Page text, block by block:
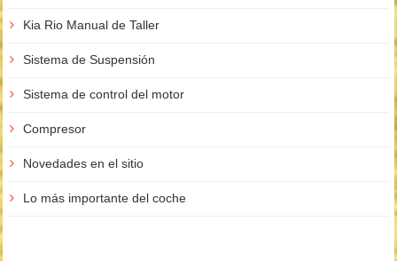
Kia Rio Manual de Taller
Sistema de Suspensión
Sistema de control del motor
Compresor
Novedades en el sitio
Lo más importante del coche